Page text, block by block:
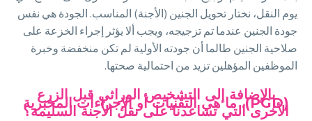
يوم النقل، نختار تحويل الجنين (الأجنة) المناسب. الجودة هي نفس
جودة الجنين عندما تم تزجيجه، ويجب ألا يؤثر إجراء الخزعة على
صلاحية الجنين طالما أن جودته الأولية لم تكن منخفضة وخبرة
الموظفين المؤهلين تزيد من احتمالية صحتها.
بالإضافة إلى التشخيص الوراثي قبل الزرع
(PGD)، ما هي التقنيات أو الإجراءات المخبرية
الأخرى التي تساعدنا على نقل الأجنة السليمة؟